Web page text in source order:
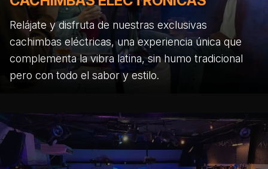
Relájate y disfruta de nuestras exclusivas
cachimbas eléctricas, una experiencia única que
complementa la vibra latina, sin humo tradicional
pero con todo el sabor y estilo.